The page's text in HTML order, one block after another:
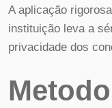
A aplicação
instituição leva a
privacidade dos